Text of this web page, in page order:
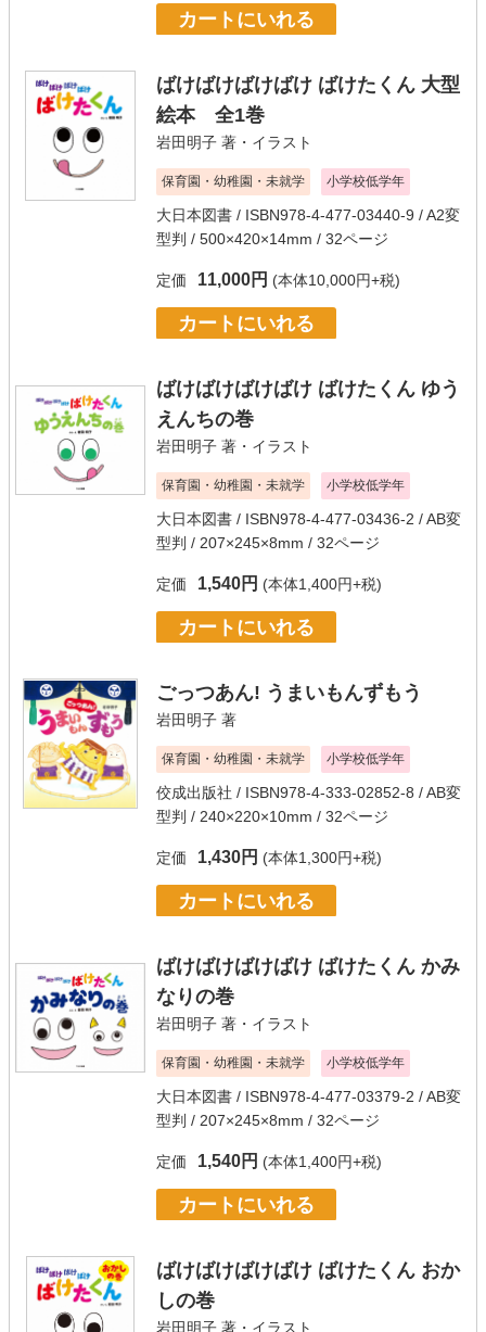
カートにいれる
ばけばけばけばけ ばけたくん 大型
絵本 全1巻
岩田明子 著・イラスト
保育園・幼稚園・未就学 小学校低学年
大日本図書 / ISBN978-4-477-03440-9 / A2変
型判 / 500×420×14mm / 32ページ
定価 11,000円 (本体10,000円+税)
カートにいれる
ばけばけばけばけ ばけたくん ゆう
えんちの巻
岩田明子 著・イラスト
保育園・幼稚園・未就学 小学校低学年
大日本図書 / ISBN978-4-477-03436-2 / AB変
型判 / 207×245×8mm / 32ページ
定価 1,540円 (本体1,400円+税)
カートにいれる
ごっつあん! うまいもんずもう
岩田明子 著
保育園・幼稚園・未就学 小学校低学年
佼成出版社 / ISBN978-4-333-02852-8 / AB変
型判 / 240×220×10mm / 32ページ
定価 1,430円 (本体1,300円+税)
カートにいれる
ばけばけばけばけ ばけたくん かみ
なりの巻
岩田明子 著・イラスト
保育園・幼稚園・未就学 小学校低学年
大日本図書 / ISBN978-4-477-03379-2 / AB変
型判 / 207×245×8mm / 32ページ
定価 1,540円 (本体1,400円+税)
カートにいれる
ばけばけばけばけ ばけたくん おか
しの巻
岩田明子 著・イラスト